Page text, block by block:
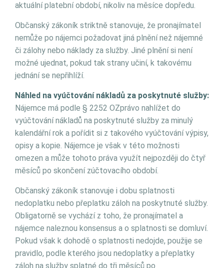
aktuální platební období, nikoliv na měsíce dopředu.
Občanský zákoník striktně stanovuje, že pronajímatel
nemůže po nájemci požadovat jiná plnění než nájemné
či zálohy nebo náklady za služby. Jiné plnění si není
možné ujednat, pokud tak strany učiní, k takovému
jednání se nepřihlíží.
Náhled na vyúčtování nákladů za poskytnuté služby:
Nájemce má podle § 2252 OZprávo nahlížet do
vyúčtování nákladů na poskytnuté služby za minulý
kalendářní rok a pořídit si z takového vyúčtování výpisy,
opisy a kopie. Nájemce je však v této možnosti
omezen a může tohoto práva využít nejpozději do čtyř
měsíců po skončení zúčtovacího období.
Občanský zákoník stanovuje i dobu splatnosti
nedoplatku nebo přeplatku záloh na poskytnuté služby.
Obligatorně se vychází z toho, že pronajímatel a
nájemce naleznou konsensus a o splatnosti se domluví.
Pokud však k dohodě o splatnosti nedojde, použije se
pravidlo, podle kterého jsou nedoplatky a přeplatky
záloh na služby splatné do tři měsíců po